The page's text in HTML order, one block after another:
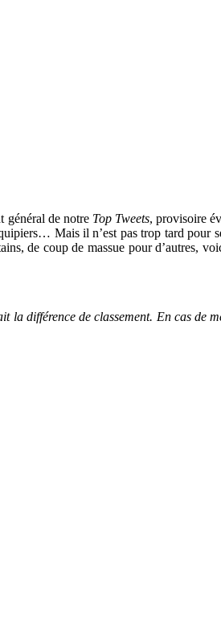
général de notre Top Tweets, provisoire
Mais il n’est pas trop tard pour
de coup de massue pour d’autres,
différence de classement. En cas de